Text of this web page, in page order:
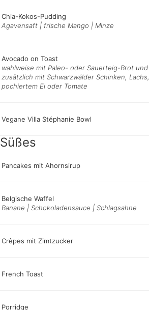
Chia-Kokos-Pudding
Agavensaft | frische Mango | Minze
Avocado on Toast
wahlweise mit Paleo- oder Sauerteig-Brot und
zusätzlich mit Schwarzwälder Schinken, Lachs,
pochiertem Ei oder Tomate
Vegane Villa Stéphanie Bowl
Süßes
Pancakes mit Ahornsirup
Belgische Waffel
Banane | Schokoladensauce | Schlagsahne
Crêpes mit Zimtzucker
French Toast
Porridge